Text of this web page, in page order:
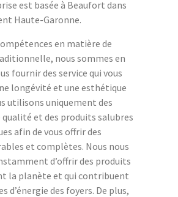
est basée à Beaufort dans
Haute-Garonne.
en matière de
nous sommes en
fournir des service qui vous
longévité et une esthétique
utilisons uniquement des
qualité et des produits salubres
afin de vous offrir des
et complètes. Nous nous
d’offrir des produits
la planète et qui contribuent
d’énergie des foyers. De plus,